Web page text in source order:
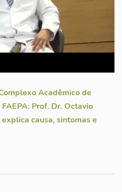
Acadêmico de
Prof. Dr. Octavio
causa, sintomas e